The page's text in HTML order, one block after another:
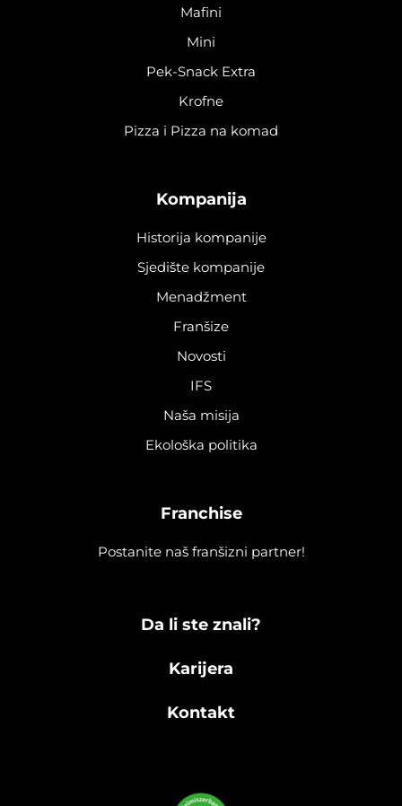
Mafini
Mini
Pek-Snack Extra
Krofne
Pizza i Pizza na komad
Kompanija
Historija kompanije
Sjedište kompanije
Menadžment
Franšize
Novosti
IFS
Naša misija
Ekološka politika
Franchise
Postanite naš franšizni partner!
Da li ste znali?
Karijera
Kontakt